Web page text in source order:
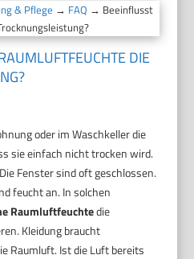
& Pflege → FAQ → Beeinflusst
DIE
oder im Waschkeller die
sie einfach nicht trocken wird.
Fenster sind oft geschlossen.
feucht an. In solchen
Raumluftfeuchtedie
Kleidung braucht
Raumluft. Ist die Luft bereits